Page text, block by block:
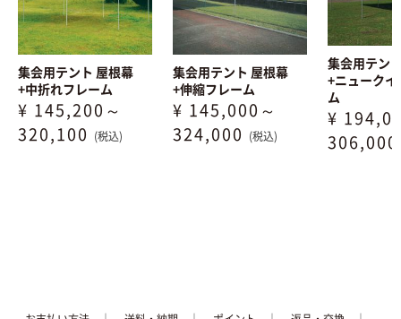
集会用テント 屋根幕
+中折れフレーム
¥ 145,200～
320,100 (税込)
集会用テント 屋根幕
+伸縮フレーム
¥ 145,000～
324,000 (税込)
集会用テン
+ニューク
ム
¥